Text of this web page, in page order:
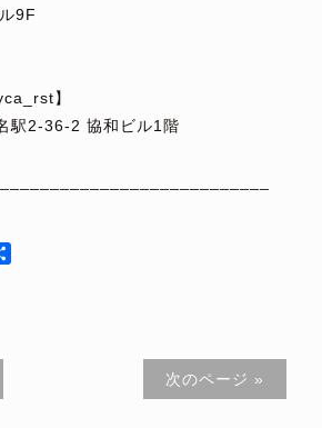
9F
】
駅2-36-2 協和ビル1階
次のページ »